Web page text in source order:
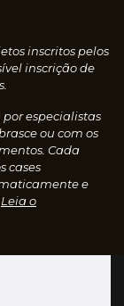
inscritos pelos
inscrição de
especialistas
ou com os
Cada
cases
e
Leia o